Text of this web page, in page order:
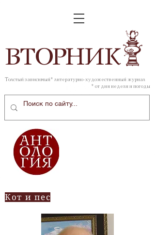
ВТОРНИК
Толстый зависимый* литературно-художественный журнал
* от дня недели и погоды
Кот и пес